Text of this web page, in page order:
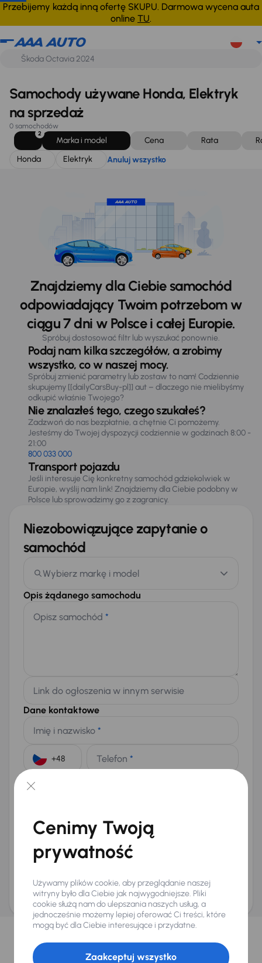
Przebijemy każdą inną ofertę SKUPU. Darmowa wycena auta
online TU.
Honda Elektryk Anuluj wszystko
Samochody używane Honda, Elektryk
na sprzedaż
0 samochodów
2
Marka i model Cena Rata
Honda
Elektryk Anuluj wszystko
Znajdziemy dla Ciebie samochód
odpowiadający Twoim potrzebom w
ciągu 7 dni w Polsce i całej Europie.
Spróbuj dostosować filtr lub wyszukać ponownie.
Podaj nam kilka szczegółów, a zrobimy
wszystko, co w naszej mocy.
Spróbuj zmienić parametry lub zostaw to nam! Codziennie
skupujemy [[dailyCarsBuy-pl]] aut – dlaczego nie mielibyśmy
odkupić właśnie Twojego?
Nie znalazłeś tego, czego szukałeś?
Zadzwoń do nas bezpłatnie, a chętnie Ci pomożemy.
Jesteśmy do Twojej dyspozycji codziennie w godzinach 8:00 -
21:00
800 033 000
Transport pojazdu
Jeśli interesuje Cię konkretny samochód gdziekolwiek w
Europie, wyślij nam link! Znajdziemy dla Ciebie podobny w
Polsce lub sprowadzimy go z zagranicy.
Niezobowiązujące zapytanie o
samochód
Wybierz markę i model
Opis żądanego samochodu
Opisz samochód *
Link do ogłoszenia w innym serwisie
Dane kontaktowe
Imię i nazwisko *
Telefon *
E-mail
Na numer telefonu (opcjonalnie)
Wyślij zapytanie
ani zagwarantowaną dostępnością pojazdu. AURES Holdings a.s., z siedzibą
Dopraváků 874/15, Čimice, 184 00 Praga 8, będzie przechowywać i przetwarzać
Twoje dane osobowe zgodnie z zasadami ochrony i przetwarzaniadanych
osobowych
Wybraliśmy dla Ciebie
Wybieramy dla Ciebienajlepsze pojazdyz naszej oferty. Kupimy
dla Ciebiedo 400 pojazdówkażdego dnia.
Cenimy Twoją
prywatność
Używamy plików cookie, aby przeglądanie naszej
witryny było dla Ciebie jak najwygodniejsze. Pliki
cookie służą nam do ulepszania naszych usług, a
jednocześnie możemy lepiej oferować Ci treści, które
mogą być dla Ciebie interesujące i przydatne.
Zaakceptuj wszystko